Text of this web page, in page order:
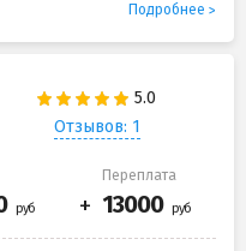
Подробнее
Отзывов: 1
Переплата